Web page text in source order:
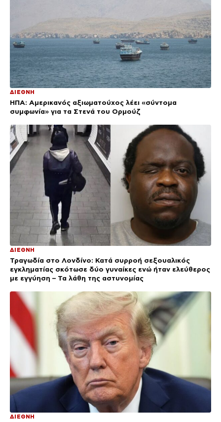
ΔΙΕΘΝΗ
ΗΠΑ: Αμερικανός αξιωματούχος λέει «σύντομα
συμφωνία» για τα Στενά του Ορμούζ
ΔΙΕΘΝΗ
Τραγωδία στο Λονδίνο: Κατά συρροή σεξουαλικός
εγκληματίας σκότωσε δύο γυναίκες ενώ ήταν ελεύθερος
με εγγύηση – Τα λάθη της αστυνομίας
ΔΙΕΘΝΗ